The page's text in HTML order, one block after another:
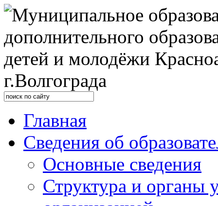
Главная
Сведения об
Основные сведения
Структура и органы